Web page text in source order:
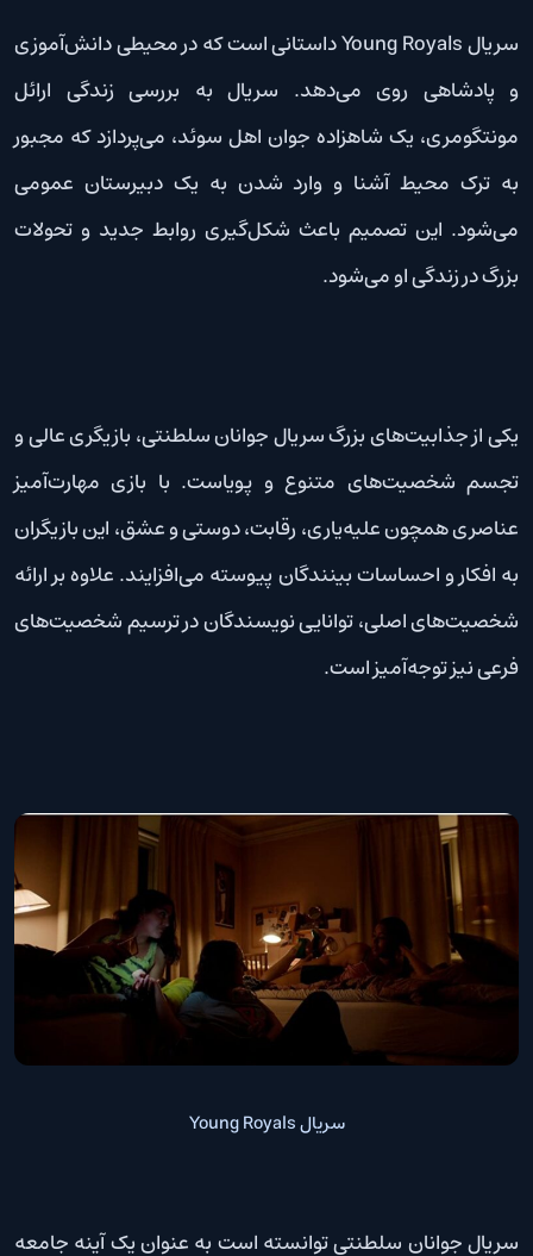
سریال Young Royals داستانی است که در محیطی دانش‌آموزی
و پادشاهی روی می‌دهد. سریال به بررسی زندگی ارائل
مونتگومری، یک شاهزاده جوان اهل سوئد، می‌پردازد که مجبور
به ترک محیط آشنا و وارد شدن به یک دبیرستان عمومی
می‌شود. این تصمیم باعث شکل‌گیری روابط جدید و تحولات
بزرگ در زندگی او می‌شود.
یکی از جذابیت‌های بزرگ سریال جوانان سلطنتی، بازیگری عالی و
تجسم شخصیت‌های متنوع و پویاست. با بازی مهارت‌آمیز
عناصری همچون علیه‌یاری، رقابت، دوستی و عشق، این بازیگران
به افکار و احساسات بینندگان پیوسته می‌افزایند. علاوه بر ارائه
شخصیت‌های اصلی، توانایی نویسندگان در ترسیم شخصیت‌های
فرعی نیز توجه‌آمیز است.
سریال Young Royals
سریال جوانان سلطنتی توانسته است به عنوان یک آینه جامعه